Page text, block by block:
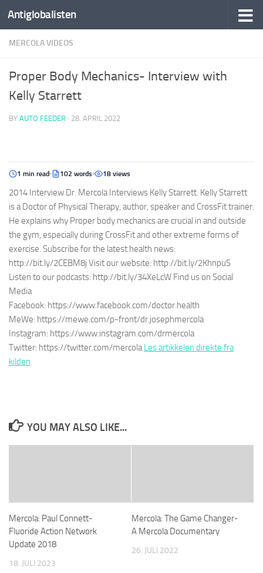
Antiglobalisten
MERCOLA VIDEOS
Proper Body Mechanics- Interview with
Kelly Starrett
BY AUTO FEEDER · 28. APRIL 2022
1 min read 102 words 18 views
2014 Interview Dr. Mercola Interviews Kelly Starrett. Kelly Starrett
is a Doctor of Physical Therapy, author, speaker and CrossFit trainer.
He explains why Proper body mechanics are crucial in and outside
the gym, especially during CrossFit and other extreme forms of
exercise. Subscribe for the latest health news:
http://bit.ly/2CEBM8j Visit our website: http://bit.ly/2KhnpuS
Listen to our podcasts: http://bit.ly/34XeLcW Find us on Social
Media
Facebook: https://www.facebook.com/doctor.health
MeWe: https://mewe.com/p-front/dr.josephmercola
Instagram: https://www.instagram.com/drmercola
Twitter: https://twitter.com/mercolaLes artikkelen direkte fra
kilden
YOU MAY ALSO LIKE...
Mercola: Paul Connett-
Fluoride Action Network
Update 2018
18. JULI 2023
Mercola: The Game Changer-
A Mercola Documentary
26. JULI 2022